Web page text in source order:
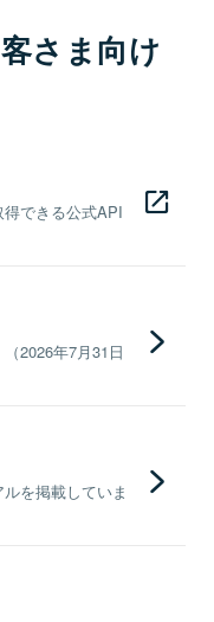
さま向け
できる公式API
2026年7月31日
を掲載していま